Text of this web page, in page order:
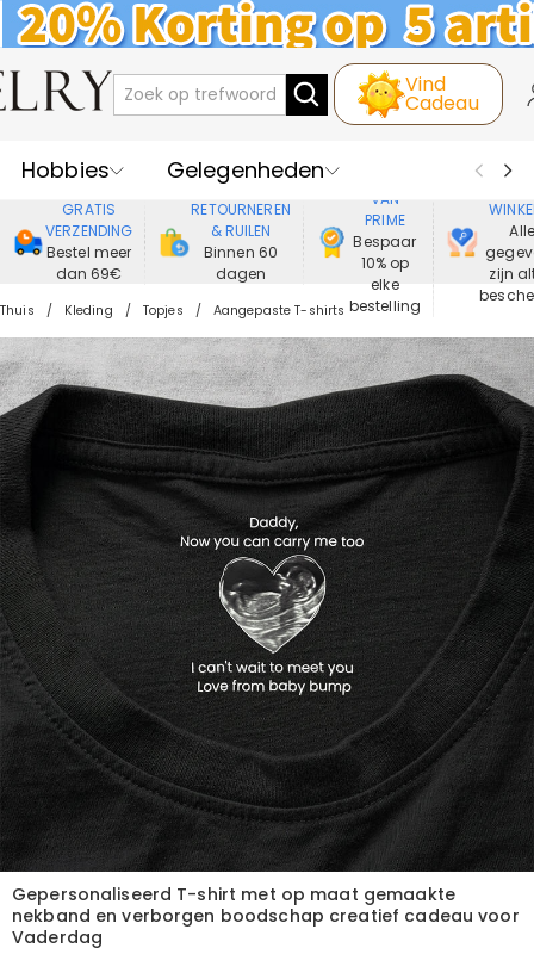
Vind
Cadeau
Hobbies
Gelegenheden
Recipienten
Best Verkochte
Nieuwe
Juwelen
Wonen&Leven
Kleding
GRATIS
VERZENDING
Bestel meer
dan 69€
RETOURNEREN
& RUILEN
Binnen 60
dagen
VAN
PRIME
Bespaar
10% op
elke
bestelling
Alle
zijn
Thuis Kleding Topjes Aangepaste T-shirts
Gepersonaliseerd T-shirt met op maat gemaakte
nekband en verborgen boodschap creatief cadeau voor
Vaderdag